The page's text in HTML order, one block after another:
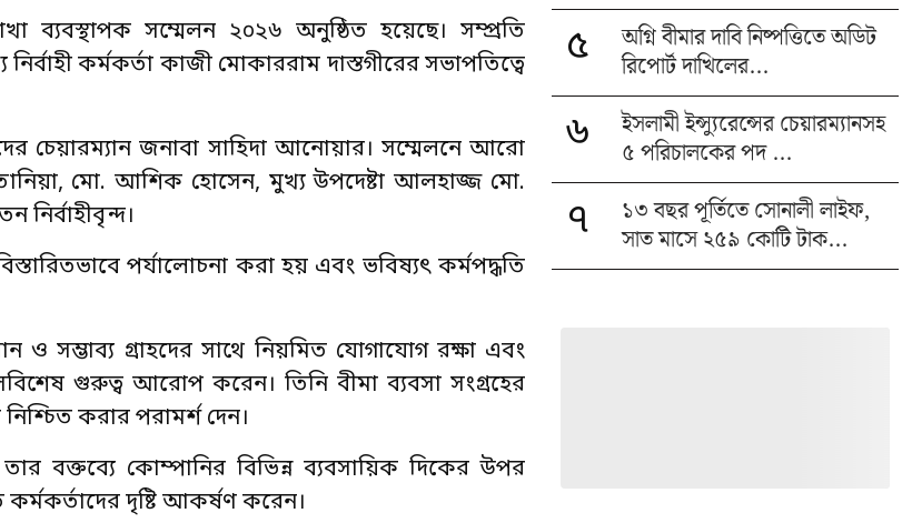
ব্যবস্থাপক সম্মেলন ২০২৬ অনুষ্ঠিত হয়েছে। সম্প্রতি
কর্মকর্তা কাজী মোকাররাম দাস্তগীরের সভাপতিত্বে
চেয়ারম্যান জনাবা সাহিদা আনোয়ার। সম্মেলনে আরো
মো. আশিক হোসেন, মুখ্য উপদেষ্টা আলহাজ্জ মো.
পর্যালোচনা করা হয় এবং ভবিষ্যৎ কর্মপদ্ধতি
ও সম্ভাব্য গ্রাহদের সাথে নিয়মিত যোগাযোগ রক্ষা এবং
গুরুত্ব আরোপ করেন। তিনি বীমা ব্যবসা সংগ্রহের
করার পরামর্শ দেন।
বক্তব্যে কোম্পানির বিভিন্ন ব্যবসায়িক দিকের উপর
দৃষ্টি আকর্ষণ করেন।
৫
অগ্নি বীমার দাবি নিষ্পত্তিতে অডিট
রিপোর্ট দাখিলের...
৬
ইসলামী ইন্স্যুরেন্সের চেয়ারম্যানসহ
৫ পরিচালকের পদ ...
৭
১৩ বছর পূর্তিতে সোনালী লাইফ,
সাত মাসে ২৫৯ কোটি টাক...